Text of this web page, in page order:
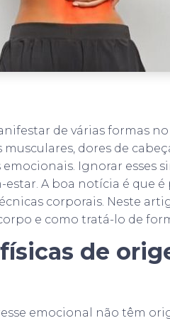
de várias formas
dores de
Ignorar esses
A boa notícia é que é
corporais. Neste
e como tratá-lo de
de
emocional não têm